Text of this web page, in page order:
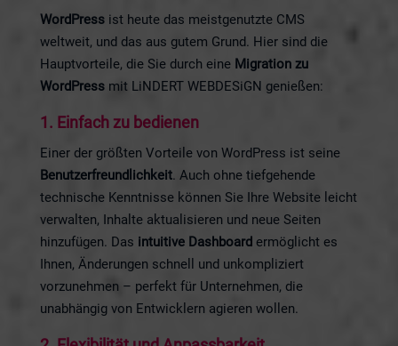
WordPressist heute das meistgenutzte CMS
weltweit, und das aus gutem Grund. Hier sind die
Hauptvorteile, die Sie durch eine Migration zu
WordPressmit LiNDERT WEBDESiGN genießen:
1. Einfach zu bedienen
Einer der größten Vorteile von WordPress ist seine
Benutzerfreundlichkeit. Auch ohne tiefgehende
technische Kenntnisse können Sie Ihre Website leicht
verwalten, Inhalte aktualisieren und neue Seiten
hinzufügen. Das intuitive Dashboardermöglicht es
Ihnen, Änderungen schnell und unkompliziert
vorzunehmen – perfekt für Unternehmen, die
unabhängig von Entwicklern agieren wollen.